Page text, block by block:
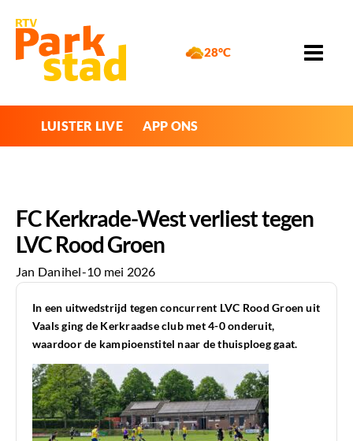
28°C
LUISTER LIVE APP ONS
FC Kerkrade-West verliest tegen
LVC Rood Groen
Jan Danihel-10 mei 2026
In een uitwedstrijd tegen concurrent LVC Rood Groen uit
Vaals ging de Kerkraadse club met 4-0 onderuit,
waardoor de kampioenstitel naar de thuisploeg gaat.